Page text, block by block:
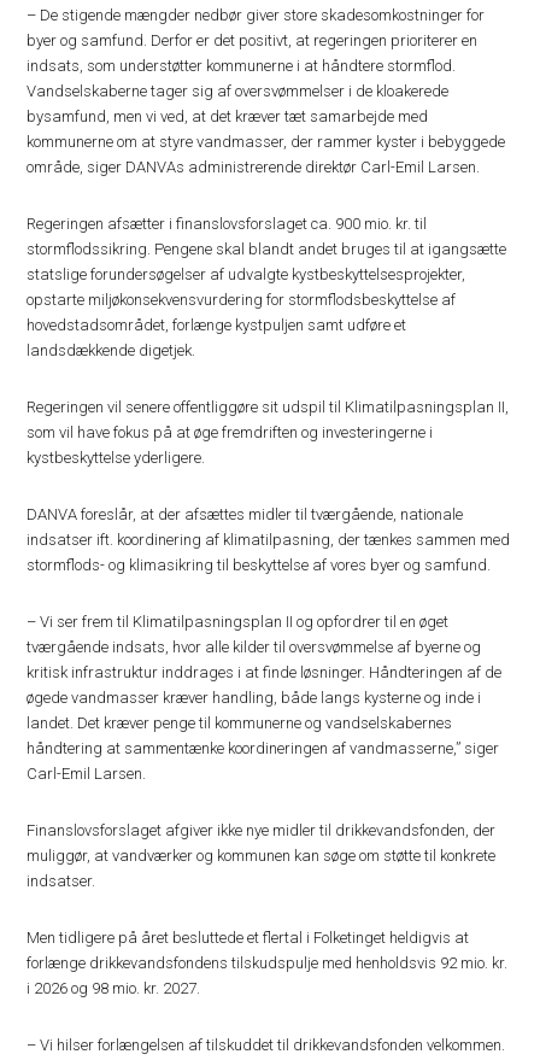
– De stigende mængder nedbør giver store skadesomkostninger for
byer og samfund. Derfor er det positivt, at regeringen prioriterer en
indsats, som understøtter kommunerne i at håndtere stormflod.
Vandselskaberne tager sig af oversvømmelser i de kloakerede
bysamfund, men vi ved, at det kræver tæt samarbejde med
kommunerne om at styre vandmasser, der rammer kyster i bebyggede
område, siger DANVAs administrerende direktør Carl-Emil Larsen.
Regeringen afsætter i finanslovsforslaget ca. 900 mio. kr. til
stormflodssikring. Pengene skal blandt andet bruges til at igangsætte
statslige forundersøgelser af udvalgte kystbeskyttelsesprojekter,
opstarte miljøkonsekvensvurdering for stormflodsbeskyttelse af
hovedstadsområdet, forlænge kystpuljen samt udføre et
landsdækkende digetjek.
Regeringen vil senere offentliggøre sit udspil til Klimatilpasningsplan II,
som vil have fokus på at øge fremdriften og investeringerne i
kystbeskyttelse yderligere.
DANVA foreslår, at der afsættes midler til tværgående, nationale
indsatser ift. koordinering af klimatilpasning, der tænkes sammen med
stormflods- og klimasikring til beskyttelse af vores byer og samfund.
– Vi ser frem til Klimatilpasningsplan II og opfordrer til en øget
tværgående indsats, hvor alle kilder til oversvømmelse af byerne og
kritisk infrastruktur inddrages i at finde løsninger. Håndteringen af de
øgede vandmasser kræver handling, både langs kysterne og inde i
landet. Det kræver penge til kommunerne og vandselskabernes
håndtering at sammentænke koordineringen af vandmasserne,” siger
Carl-Emil Larsen.
Finanslovsforslaget afgiver ikke nye midler til drikkevandsfonden, der
muliggør, at vandværker og kommunen kan søge om støtte til konkrete
indsatser.
Men tidligere på året besluttede et flertal i Folketinget heldigvis at
forlænge drikkevandsfondens tilskudspulje med henholdsvis 92 mio. kr.
i 2026 og 98 mio. kr. 2027.
– Vi hilser forlængelsen af tilskuddet til drikkevandsfonden velkommen.